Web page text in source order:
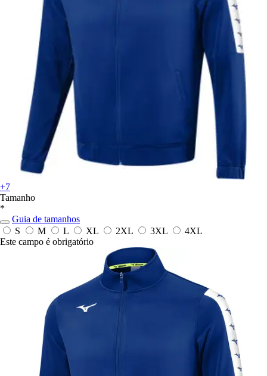
+7
Tamanho
*
Guia de tamanhos
S
M L XL 2XL 3XL
4XL
Este campo é obrigatório